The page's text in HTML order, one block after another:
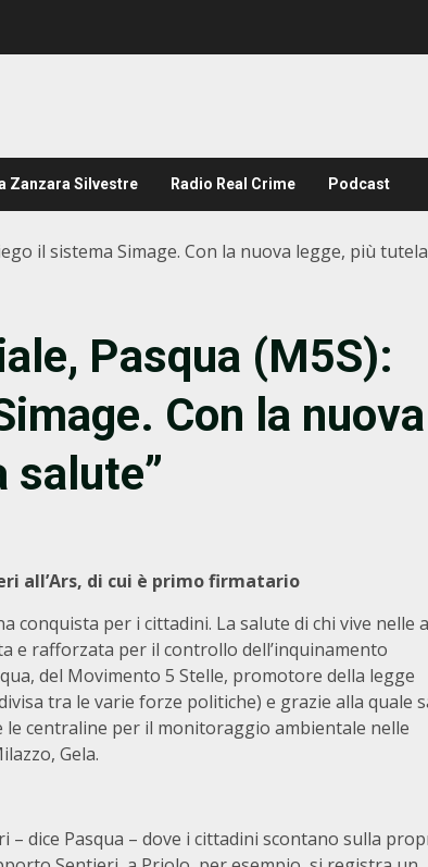
Zanzara Silvestre Radio Real Crime Podcast
il sistema Simage. Con la nuova legge, più
Pasqua (M5S):
Con la nuova
salute”
all’Ars, di cui è primo firmatario
conquista per i cittadini. La salute di chi vive nelle
e rafforzata per il controllo dell’inquinamento
del Movimento 5 Stelle, promotore della legge
tra le varie forze politiche) e grazie alla quale
centraline per il monitoraggio ambientale nelle
Gela.
dice Pasqua – dove i cittadini scontano sulla